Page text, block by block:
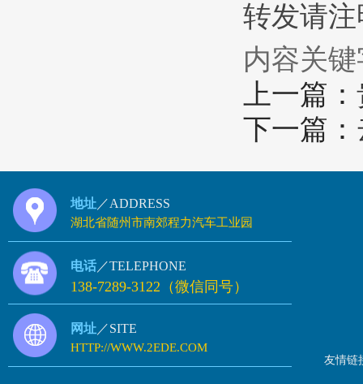
转发请注
内容关
上一篇：
下一篇：
地址 ／ADDRESS
湖北省随州市南郊程力汽车工业园
电话 ／TELEPHONE
138-7289-3122（微信同号）
网址 ／SITE
HTTP://WWW.2EDE.COM
友情链